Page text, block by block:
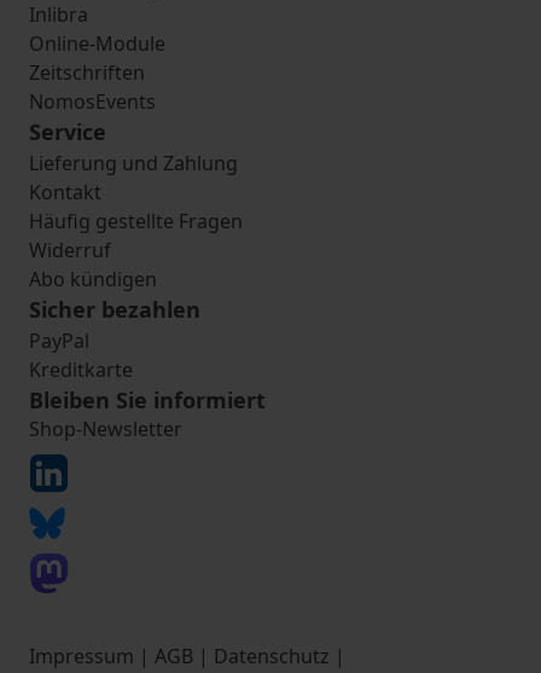
Inlibra
Online-Module
Zeitschriften
NomosEvents
Service
Lieferung und Zahlung
Kontakt
Häufig gestellte Fragen
Widerruf
Abo kündigen
Sicher bezahlen
PayPal
Kreditkarte
Bleiben Sie informiert
Shop-Newsletter
Impressum | AGB | Datenschutz |